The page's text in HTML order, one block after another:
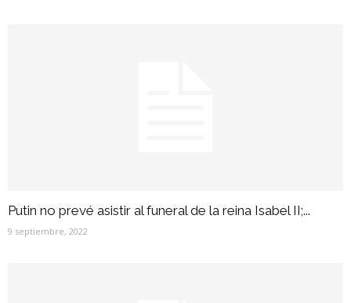
Putin no prevé asistir al funeral de la reina Isabel II;...
9 septiembre, 2022